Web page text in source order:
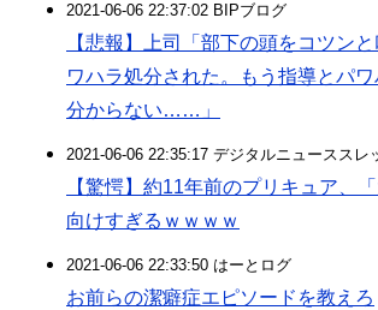
2021-06-06 22:37:02 BIPブログ
【悲報】上司「部下の頭をコツン
ワハラ処分された。もう指導とパ
分からない……」
2021-06-06 22:35:17 デジタルニューススレ
【驚愕】約11年前のプリキュア、
向けすぎるｗｗｗｗ
2021-06-06 22:33:50 はーとログ
お前らの潔癖症エピソードを教えろ